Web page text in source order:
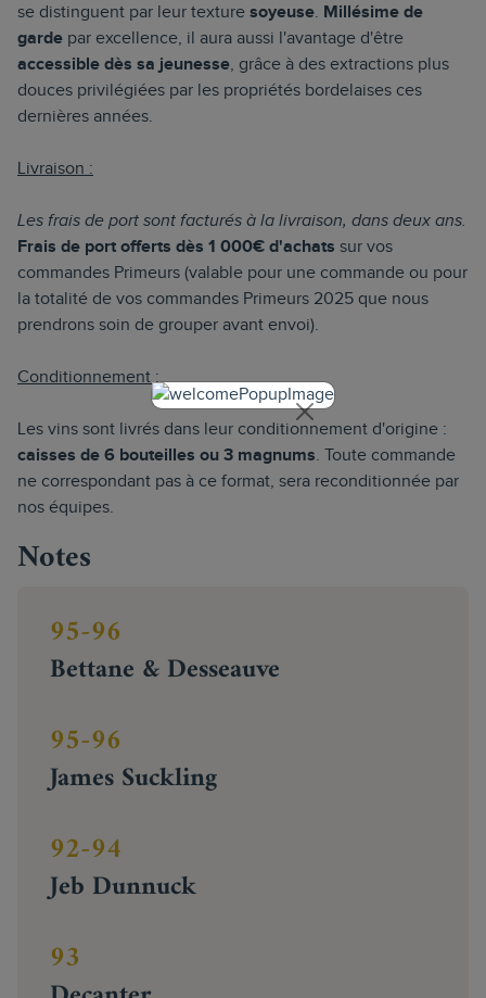
se distinguent par leur texture soyeuse. Millésime de
garde par excellence, il aura aussi l'avantage d'être
accessible dès sa jeunesse, grâce à des extractions plus
douces privilégiées par les propriétés bordelaises ces
dernières années.
Livraison :
Les frais de port sont facturés à la livraison, dans deux ans.
Frais de port offerts dès 1 000€ d'achats sur vos
commandes Primeurs (valable pour une commande ou pour
la totalité de vos commandes Primeurs 2025 que nous
prendrons soin de grouper avant envoi).
Conditionnement :
Les vins sont livrés dans leur conditionnement d'origine :
caisses de 6 bouteilles ou 3 magnums. Toute commande
ne correspondant pas à ce format, sera reconditionnée par
nos équipes.
Notes
95-96
Bettane & Desseauve
95-96
James Suckling
92-94
Jeb Dunnuck
93